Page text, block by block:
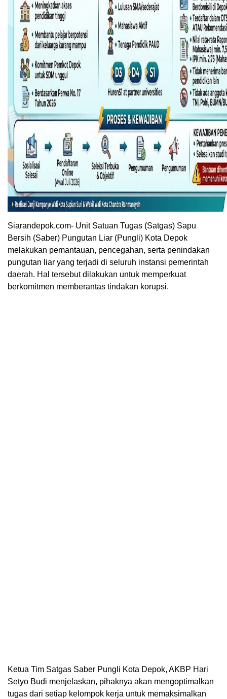
Siarandepok.com- Unit Satuan Tugas (Satgas) Sapu
Bersih (Saber) Pungutan Liar (Pungli) Kota Depok
melakukan pemantauan, pencegahan, serta penindakan
pungutan liar yang terjadi di seluruh instansi pemerintah
daerah. Hal tersebut dilakukan untuk memperkuat
berkomitmen memberantas tindakan korupsi.
Ketua Tim Satgas Saber Pungli Kota Depok, AKBP Hari
Setyo Budi menjelaskan, pihaknya akan mengoptimalkan
tugas dari setiap kelompok kerja untuk memaksimalkan